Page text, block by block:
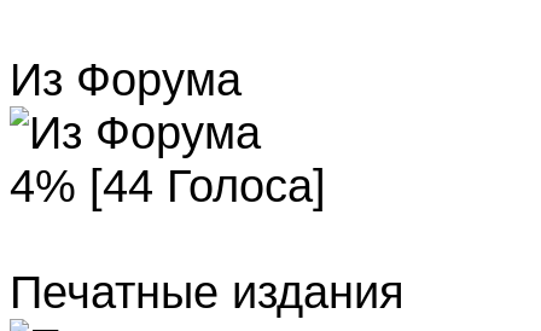
Из Форума
4% [44 Голоса]
Печатные издания